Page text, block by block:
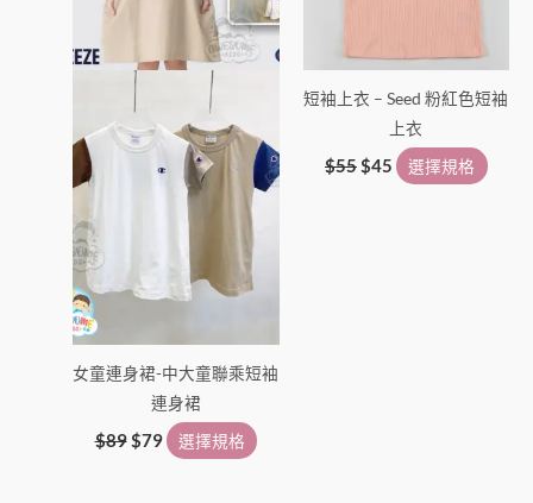
女童連身裙-中大童聯乘短袖
連身裙
$89 $79 選擇規格
可
頁
面
選
短袖上衣 – Seed 粉紅色短袖
上衣
$55$45 選擇規格
產
品
面